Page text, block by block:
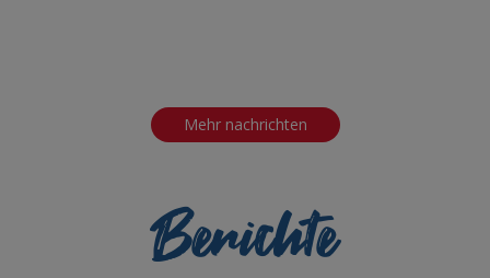
Mehr nachrichten
Berichte